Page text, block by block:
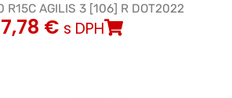
AGILIS 3 [106] R DOT2022
€ s DPH